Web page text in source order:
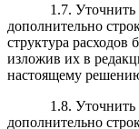
1.7. Уточнить
дополнительно
структура расходов
изложив их в
настоящему
1.8. Уточнить
дополнительно